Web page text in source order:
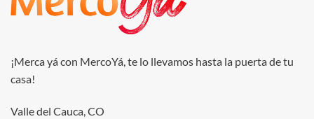
¡Merca yá con MercoYá, te lo llevamos hasta la puerta de tu
casa!
Valle del Cauca, CO